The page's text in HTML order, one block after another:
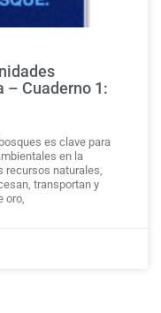
– Cuaderno 1:
es clave para
en la
recursos naturales,
transportan y
oro,